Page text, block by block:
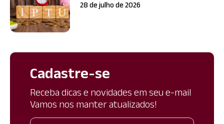
28 de julho de 2026
Cadastre-se
Receba dicas e novidades em seu e-mail
Vamos nos manter atualizados!